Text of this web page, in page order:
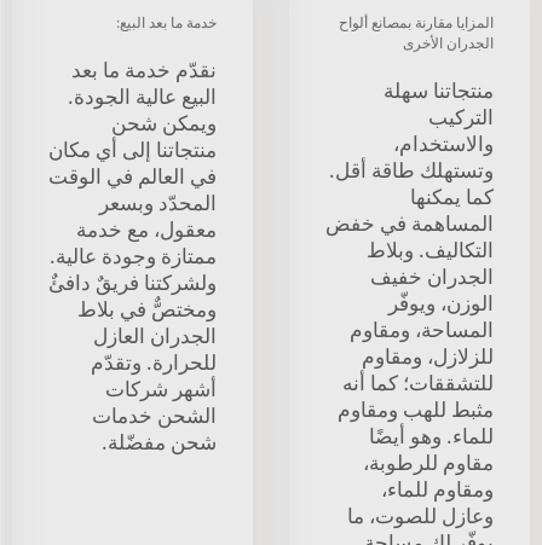
المزايا مقارنة بمصانع ألواح
الجدران الأخرى
منتجاتنا سهلة
التركيب
والاستخدام،
وتستهلك طاقة أقل.
كما يمكنها
المساهمة في خفض
التكاليف. وبلاط
الجدران خفيف
الوزن، ويوفّر
المساحة، ومقاوم
للزلازل، ومقاوم
للتشققات؛ كما أنه
مثبط للهب ومقاوم
للماء. وهو أيضًا
مقاوم للرطوبة،
ومقاوم للماء،
وعازل للصوت، ما
خدمة ما بعد البيع:
نقدّم خدمة ما بعد
البيع عالية الجودة.
ويمكن شحن
منتجاتنا إلى أي مكان
في العالم في الوقت
المحدّد وبسعر
معقول، مع خدمة
ممتازة وجودة عالية.
ولشركتنا فريقٌ دافئٌ
ومختصٌّ في بلاط
الجدران العازل
للحرارة. وتقدّم
أشهر شركات
الشحن خدمات
شحن مفضّلة.